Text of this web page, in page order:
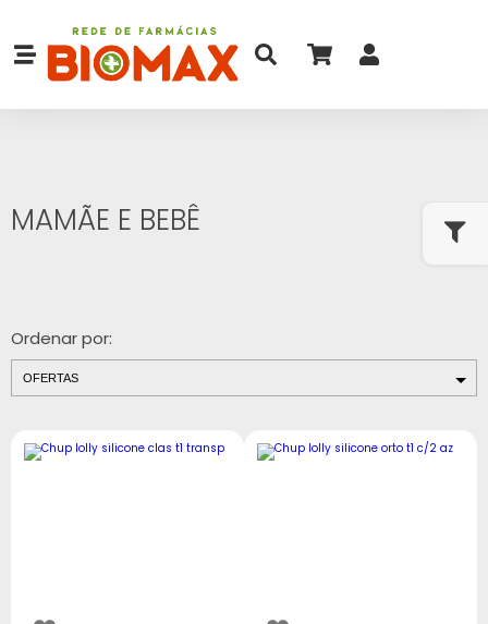
MAMÃE E BEBÊ
Ordenar por: